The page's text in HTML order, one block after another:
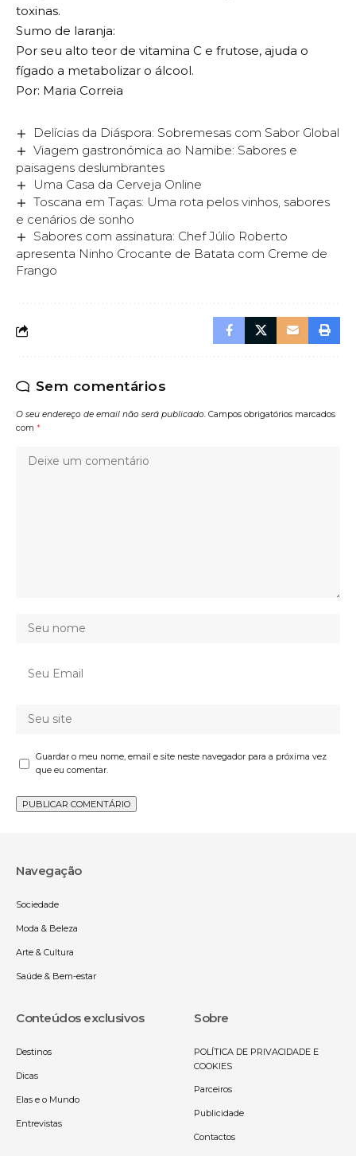
toxinas.
Sumo de laranja:
Por seu alto teor de vitamina C e frutose, ajuda o
fígado a metabolizar o álcool.
Por: Maria Correia
Delícias da Diáspora: Sobremesas com Sabor Global
Viagem gastronómica ao Namibe: Sabores e
paisagens deslumbrantes
Uma Casa da Cerveja Online
Toscana em Taças: Uma rota pelos vinhos, sabores
e cenários de sonho
Sabores com assinatura: Chef Júlio Roberto
apresenta Ninho Crocante de Batata com Creme de
Frango
Sem comentários
O seu endereço de email não será publicado. Campos obrigatórios marcados
com *
Guardar o meu nome, email e site neste navegador para a próxima vez
que eu comentar.
Navegação
Sociedade
Moda & Beleza
Arte & Cultura
Saúde & Bem-estar
Conteúdos exclusivos
Destinos
Dicas
Elas e o Mundo
Entrevistas
Sobre
POLÍTICA DE PRIVACIDADE E
COOKIES
Parceiros
Publicidade
Contactos